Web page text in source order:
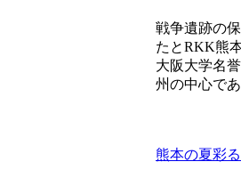
戦争遺跡の
たとRKK熊
大阪大学名
州の中心で
熊本の夏彩